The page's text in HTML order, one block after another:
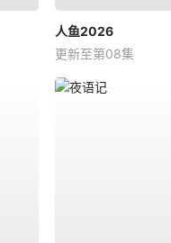
人鱼2026
更新至第08集